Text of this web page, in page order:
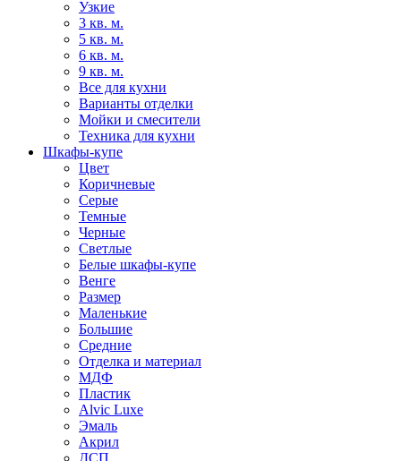
Узкие
3 кв. м.
5 кв. м.
6 кв. м.
9 кв. м.
Все для кухни
Варианты отделки
Мойки и смесители
Техника для кухни
Шкафы-купе
Цвет
Коричневые
Серые
Темные
Черные
Светлые
Белые шкафы-купе
Венге
Размер
Маленькие
Большие
Средние
Отделка и материал
МДФ
Пластик
Alvic Luxe
Эмаль
Акрил
ДСП